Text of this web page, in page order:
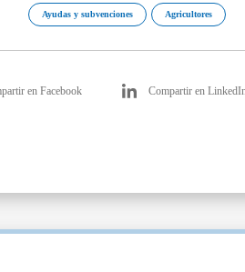
Ayudas y subvenciones Agricultores
en Facebook Compartir en LinkedIn